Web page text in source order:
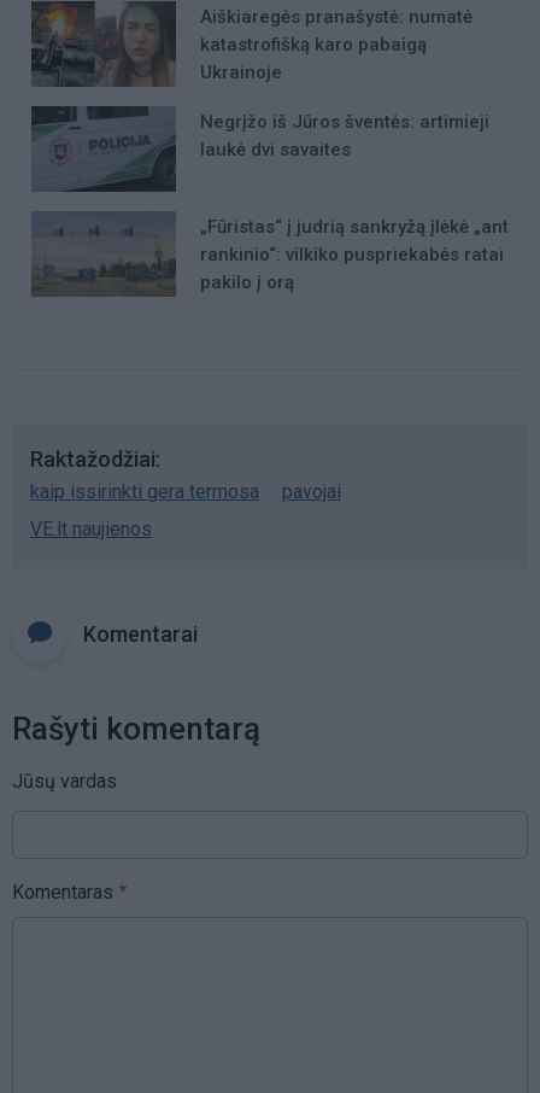
Aiškiaregės pranašystė: numatė
katastrofišką karo pabaigą
Ukrainoje
Negrįžo iš Jūros šventės: artimieji
laukė dvi savaites
„Fūristas“ į judrią sankryžą įlėkė „ant
rankinio“: vilkiko puspriekabės ratai
pakilo į orą
Raktažodžiai
kaip issirinkti gera termosa
pavojai
VE.lt naujienos
Komentarai
Rašyti komentarą
Jūsų vardas
Komentaras